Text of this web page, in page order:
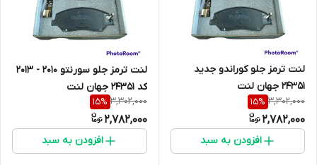
لنت ترمز جلو کوراندو جدید
24351 جهان لنت
3,302,000
15%
2,782,000
افزودن به سبد
لنت ترمز جلو سورنتو 2010 - 2013
کد 24351 جهان لنت
3,302,000
15%
2,782,000
افزودن به سبد